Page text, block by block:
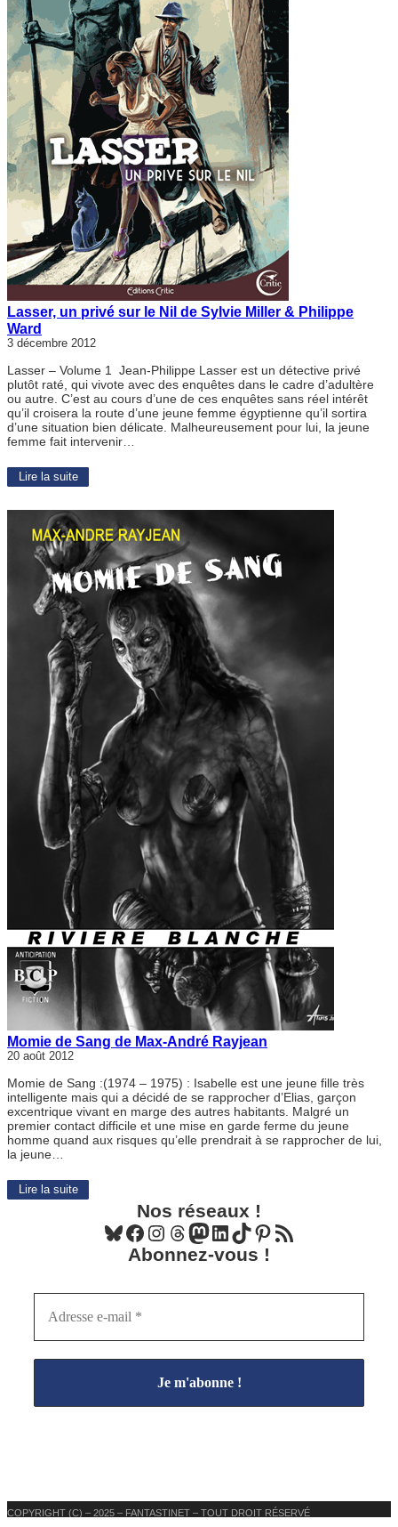
Lasser, un privé sur le Nil de Sylvie Miller & Philippe
Ward
3 décembre 2012
Lasser – Volume 1 Jean-Philippe Lasser est un détective privé
plutôt raté, qui vivote avec des enquêtes dans le cadre d’adultère
ou autre. C’est au cours d’une de ces enquêtes sans réel intérêt
qu’il croisera la route d’une jeune femme égyptienne qu’il sortira
d’une situation bien délicate. Malheureusement pour lui, la jeune
femme fait intervenir…
Lire la suite
Momie de Sang de Max-André Rayjean
20 août 2012
Momie de Sang :(1974 – 1975) : Isabelle est une jeune fille très
intelligente mais qui a décidé de se rapprocher d’Elias, garçon
excentrique vivant en marge des autres habitants. Malgré un
premier contact difficile et une mise en garde ferme du jeune
homme quand aux risques qu’elle prendrait à se rapprocher de lui,
la jeune…
Lire la suite
Nos réseaux !
Bluesky Facebook Instagram Threads Mastodon LinkedIn TikTok Pinterest Flux RSS
Abonnez-vous !
COPYRIGHT (C) – 2025 – FANTASTINET – TOUT DROIT RÉSERVÉ